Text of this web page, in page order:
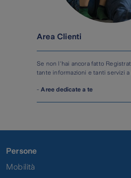
Area Clienti
Se non l'hai ancora fatto
tante informazioni e tanti servizi
-Aree dedicate a te
Persone
Mobilità